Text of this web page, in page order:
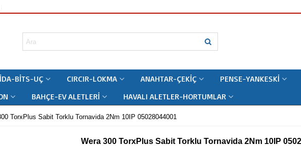
BITS-UÇ CIRCIR-LOKMA ANAHTAR-ÇEKIÇ PENSE-YANKESKI
BAHÇE-EV ALETLERI HAVALI ALETLER-HORTUMLAR
TorxPlus Sabit Torklu Tornavida 2Nm 10IP 05028044001
Wera 300 TorxPlus Sabit Torklu Tornavida 2Nm 10IP